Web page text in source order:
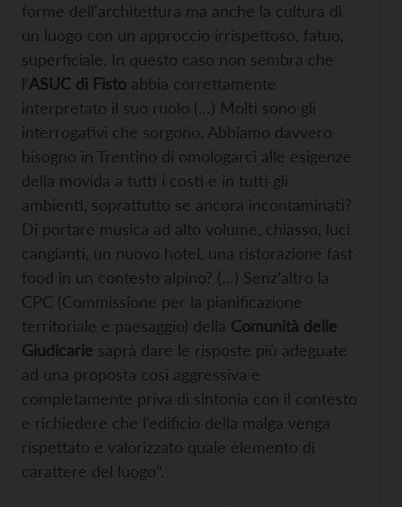
forme dell’architettura ma anche la cultura di
un luogo con un approccio irrispettoso, fatuo,
superficiale. In questo caso non sembra che
l’ASUC di Fisto abbia correttamente
interpretato il suo ruolo (…) Molti sono gli
interrogativi che sorgono. Abbiamo davvero
bisogno in Trentino di omologarci alle esigenze
della movida a tutti i costi e in tutti gli
ambienti, soprattutto se ancora incontaminati?
Di portare musica ad alto volume, chiasso, luci
cangianti, un nuovo hotel, una ristorazione fast
food in un contesto alpino? (…) Senz’altro la
CPC (Commissione per la pianificazione
territoriale e paesaggio) della Comunità delle
Giudicarie saprà dare le risposte più adeguate
ad una proposta così aggressiva e
completamente priva di sintonia con il contesto
e richiedere che l’edificio della malga venga
rispettato e valorizzato quale elemento di
carattere del luogo”.